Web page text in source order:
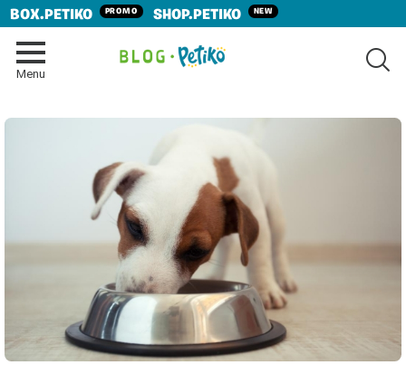
BOX.PETIKO PROMO SHOP.PETIKO NEW
Menu